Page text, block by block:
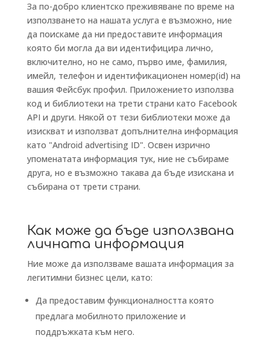
За по-добро клиентско преживяване по време на
използването на нашата услуга е възможно, ние
да поискаме да ни предоставите информация
която би могла да ви идентифицира лично,
включително, но не само, първо име, фамилия,
имейл, телефон и идентификационен номер(id) на
вашия Фейсбук профил. Приложението използва
код и библиотеки на трети страни като Facebook
API и други. Някой от тези библиотеки може да
изискват и използват допълнителна информация
като "Android advertising ID". Освен изрично
упоменатата информация тук, ние не събираме
друга, но е възможно такава да бъде изискана и
събирана от трети страни.
Как може да бъде използвана
личната информация
Ние може да използваме вашата информация за
легитимни бизнес цели, като:
Да предоставим функционалността която
предлага мобилното приложение и
поддръжката към него.